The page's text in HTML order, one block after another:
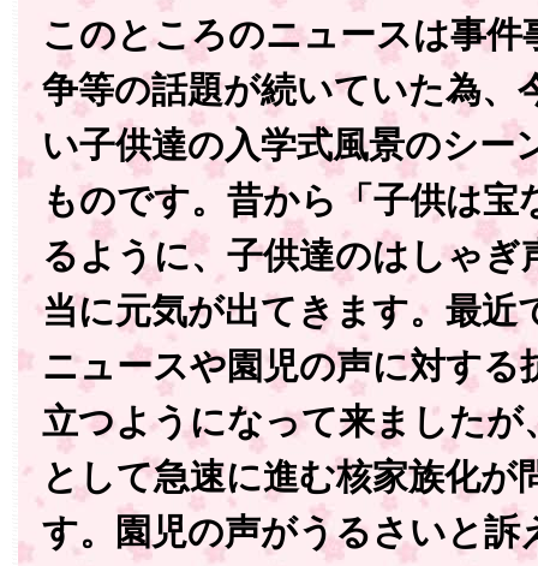
このところのニュースは事件
争等の話題が続いていた為、
い子供達の入学式風景のシー
ものです。昔から「子供は宝
るように、子供達のはしゃぎ
当に元気が出てきます。最近
ニュースや園児の声に対する
立つようになって来ましたが
として急速に進む核家族化が
す。園児の声がうるさいと訴